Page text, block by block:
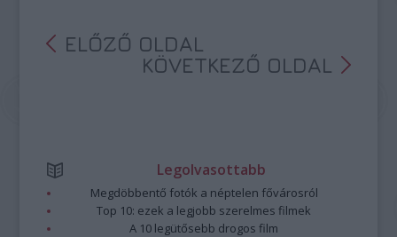
ELŐZŐ OLDAL
KÖVETKEZŐ OLDAL
Legolvasottabb
Megdöbbentő fotók a néptelen fővárosról
Top 10: ezek a legjobb szerelmes filmek
A 10 legütősebb drogos film